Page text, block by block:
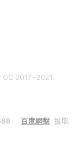
CC 2017~2021
百度網盤 提取